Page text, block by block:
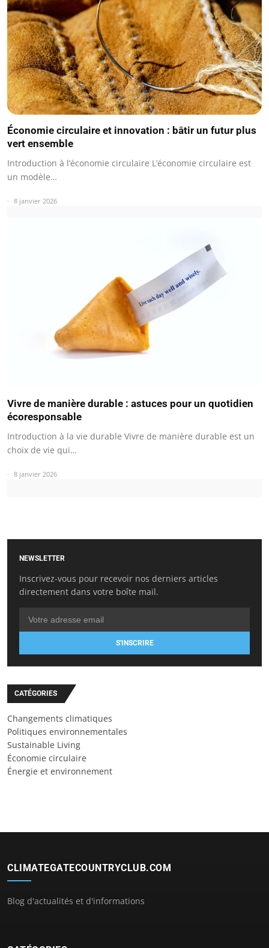
Économie circulaire et innovation : bâtir un futur plus
vert ensemble
Introduction à l’économie circulaire L’économie circulaire est
un modèle…
8 janvier 2026
Vivre de manière durable : astuces pour un quotidien
écoresponsable
Introduction à la vie durable Vivre de manière durable est un
choix de vie qui…
8 janvier 2026
NEWSLETTER
Inscrivez-vous pour recevoir nos derniers articles
directement dans votre boîte mail.
S'INSCRIRE
CATÉGORIES
Changements climatiques
Politiques environnementales
Sustainable Living
Économie circulaire
Énergie et environnement
CLIMATEGATECOUNTRYCLUB.COM
Blog d'actualités et d'informations